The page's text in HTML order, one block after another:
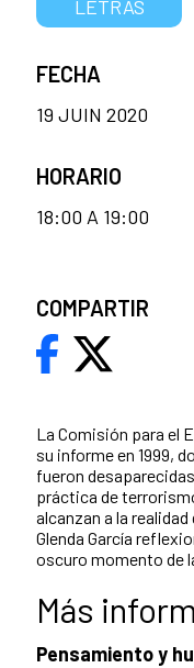
La Comisión para el
su informe en 1999,
fueron
práctica de
alcanzan a la
Glenda García
oscuro momento de
Más
Pensamiento y
LETRAS
FECHA
19 JUIN 2020
HORARIO
18:00 A 19:00
COMPARTIR